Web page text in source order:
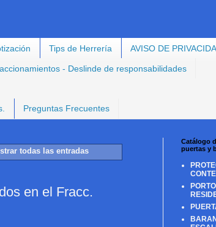
Tips de Herrería AVISO DE
- Deslinde de responsabilidades
Preguntas Frecuentes
todas las entradas
en el Fracc.
Catálogo
puertas y